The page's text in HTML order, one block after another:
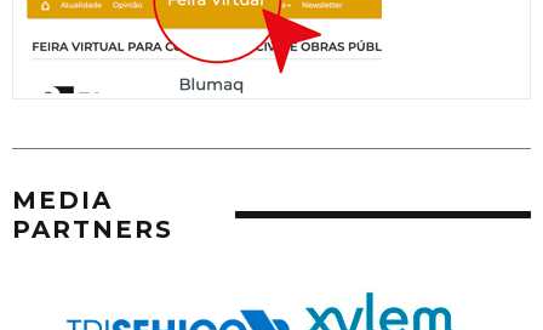
MEDIA
PARTNERS